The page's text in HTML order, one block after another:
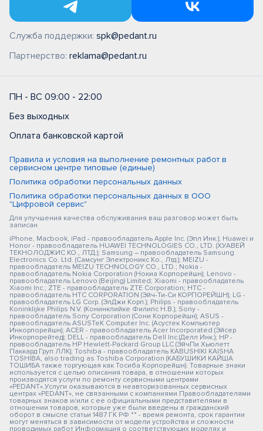
Служба поддержки: spk@pedant.ru
Партнерство: reklama@pedant.ru
ПН - ВС 09:00 - 22:00
Без выходных
Оплата банковской картой
Правила и условия на выполнение ремонтных работ в
сервисном центре типовые (единые)
Политика обработки персональных данных
Политика обработки персональных данных в ООО
"Цифровой сервис"
Для улучшения качества обслуживания ваш разговор может быть
записан
iPhone, Macbook, iPad - правообладатель Apple Inc. (Эпл Инк.); Huawei и
Honor - правообладатель HUAWEI TECHNOLOGIES CO., LTD. (ХУАВЕЙ
ТЕКНОЛОДЖИС КО., ЛТД.); Samsung – правообладатель Samsung
Electronics Co. Ltd. (Самсунг Электроникс Ко., Лтд.); MEIZU -
правообладатель MEIZU TECHNOLOGY CO., LTD.; Nokia -
правообладатель Nokia Corporation (Нокиа Корпорейшн); Lenovo -
правообладатель Lenovo (Beijing) Limited; Xiaomi - правообладатель
Xiaomi Inc.; ZTE - правообладатель ZTE Corporation; HTC -
правообладатель HTC CORPORATION (Эйч-Ти-Си КОРПОРЕЙШН); LG -
правообладатель LG Corp. (ЭлДжи Корп.); Philips - правообладатель
Koninklijke Philips N.V. (Конинклийке Филипс Н.В.); Sony -
правообладатель Sony Corporation (Сони Корпорейшн); ASUS -
правообладатель ASUSTeK Computer Inc. (Асустек Компьютер
Инкорпорейшн); ACER - правообладатель Acer Incorporated (Эйсер
Инкорпорейтед); DELL - правообладатель Dell Inc.(Делл Инк.); HP -
правообладатель HP Hewlett-Packard Group LLC (ЭйчПи Хьюлетт
Паккард Груп ЛЛК); Toshiba - правообладатель KABUSHIKI KAISHA
TOSHIBA, also trading as Toshiba Corporation (КАБУШИКИ КАЙША
ТОШИБА также торгующая как Тосиба Корпорейшн). Товарные знаки
используется с целью описания товара, в отношении которых
производятся услуги по ремонту сервисными центрами
«PEDANT».Услуги оказываются в неавторизованных сервисных
центрах «PEDANT», не связанными с компаниями Правообладателями
товарных знаков и/или с ее официальными представителями в
отношении товаров, которые уже были введены в гражданский
оборот в смысле статьи 1487 ГК РФ ** - время ремонта, срок гарантии
могут меняться в зависимости от модели устройства и сложности
проводимых работ Информация о соответствующих моделях и